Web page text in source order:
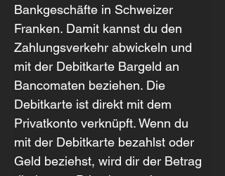
Bankgeschäfte in Schweizer
Franken. Damit kannst du den
Zahlungsverkehr abwickeln und
mit der Debitkarte Bargeld an
Bancomaten beziehen. Die
Debitkarte ist direkt mit dem
Privatkonto verknüpft. Wenn du
mit der Debitkarte bezahlst oder
Geld beziehst, wird dir der Betrag